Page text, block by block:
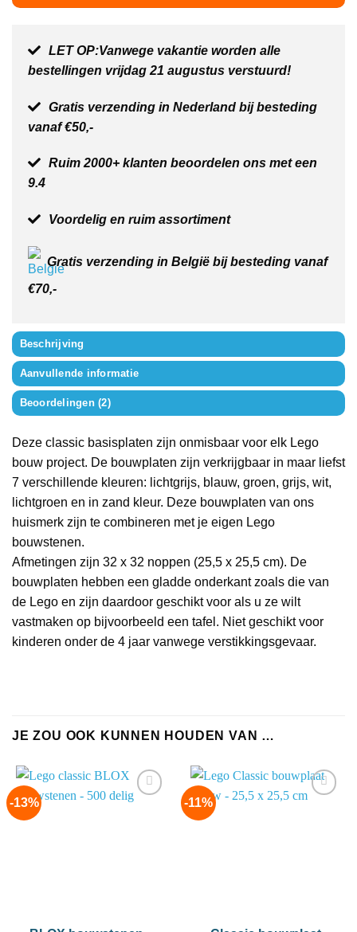
LET OP:Vanwege vakantie worden alle
bestellingen vrijdag 21 augustus verstuurd!
Gratis verzending in Nederland bij besteding
vanaf €50,-
Ruim 2000+ klanten beoordelen ons met een
9.4
Voordelig en ruim assortiment
Gratis verzending in België bij besteding vanaf
€70,-
Beschrijving
Aanvullende informatie
Beoordelingen (2)
Deze classic basisplaten zijn onmisbaar voor elk Lego
bouw project. De bouwplaten zijn verkrijgbaar in maar liefst
7 verschillende kleuren: lichtgrijs, blauw, groen, grijs, wit,
lichtgroen en in zand kleur. Deze bouwplaten van ons
huismerk zijn te combineren met je eigen Lego
bouwstenen.
Afmetingen zijn 32 x 32 noppen (25,5 x 25,5 cm). De
bouwplaten hebben een gladde onderkant zoals die van
de Lego en zijn daardoor geschikt voor als u ze wilt
vastmaken op bijvoorbeeld een tafel. Niet geschikt voor
kinderen onder de 4 jaar vanwege verstikkingsgevaar.
JE ZOU OOK KUNNEN HOUDEN VAN …
-13% -11%